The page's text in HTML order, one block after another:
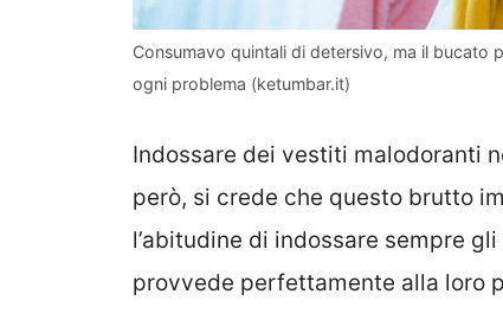
Consumavo quintali di detersivo, ma il bucato
ogni problema (ketumbar.it)
Indossare dei vestiti malodoranti
però, si crede che questo brutto
l’abitudine di indossare sempre
provvede perfettamente alla loro